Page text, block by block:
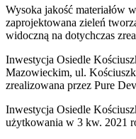
Wysoka jakość materiałów
zaprojektowana zieleń
widoczną na dotychczas
Inwestycja Osiedle
Mazowieckim, ul.
zrealizowana przez Pure
Inwestycja Osiedle
użytkowania w 3 kw. 2021